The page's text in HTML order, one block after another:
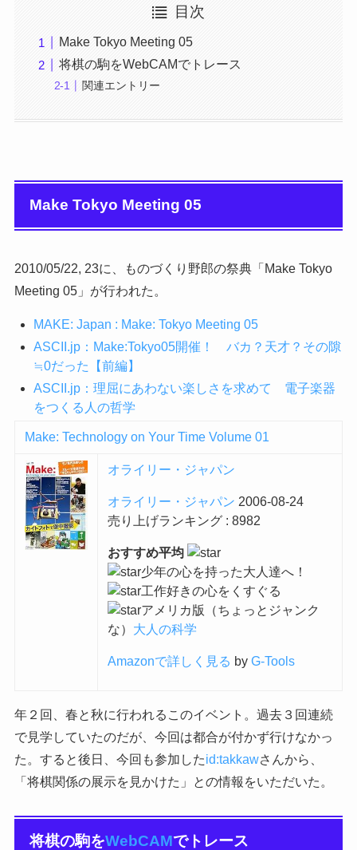
目次
Make Tokyo Meeting 05
将棋の駒をWebCAMでトレース
関連エントリー
Make Tokyo Meeting 05
2010/05/22, 23に、ものづくり野郎の祭典「Make Tokyo
Meeting 05」が行われた。
MAKE: Japan : Make: Tokyo Meeting 05
ASCII.jp：Make:Tokyo05開催！ バカ？天才？その隙
≒0だった【前編】
ASCII.jp：理屈にあわない楽しさを求めて 電子楽器
をつくる人の哲学
Make: Technology on Your Time Volume 01
オライリー・ジャパン
オライリー・ジャパン 2006-08-24
売り上げランキング : 8982
おすすめ平均
少年の心を持った大人達へ！
工作好きの心をくすぐる
アメリカ版（ちょっとジャンク
な） 大人の科学
Amazonで詳しく見る by G-Tools
年２回、春と秋に行われるこのイベント。過去３回連続
で見学していたのだが、今回は都合が付かず行けなかっ
た。すると後日、今回も参加したid:takkawさんから、
「将棋関係の展示を見かけた」との情報をいただいた。
将棋の駒をWebCAMでトレース